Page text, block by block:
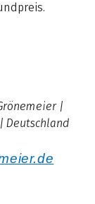
|
Deutschland